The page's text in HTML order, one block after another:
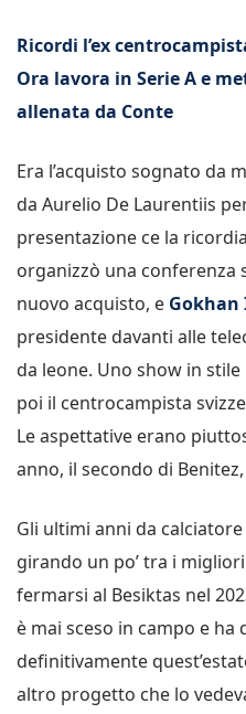
Ricordi l’ex
Ora lavora in Serie A e
allenata da Conte
Era l’acquisto sognato da
da Aurelio De Laurentiis
presentazione ce la
organizzò una conferenza
nuovo acquisto, e Gokhan
presidente davanti alle
da leone. Uno show in
poi il centrocampista
Le aspettative erano
anno, il secondo di
Gli ultimi anni da
girando un po’ tra i
fermarsi al Besiktas nel
è mai sceso in campo e ha
definitivamente
altro progetto che lo